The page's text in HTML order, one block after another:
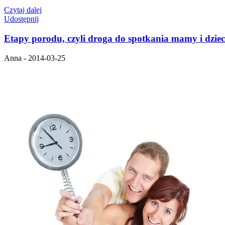
Czytaj dalej
Udostępnij
Etapy porodu, czyli droga do spotkania mamy i
Anna - 2014-03-25